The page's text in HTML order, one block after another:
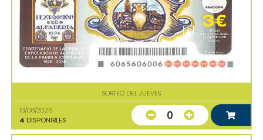
SORTEO DEL JUEVES
13/08/2026
4 DISPONIBLES 0